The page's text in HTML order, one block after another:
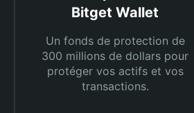
Bitget Wallet
Un fonds de protection de
300 millions de dollars pour
protéger vos actifs et vos
transactions.